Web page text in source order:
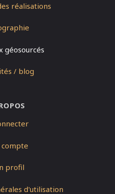
réalisations
géosourcés
/ blog
compte
profil
d'utilisation